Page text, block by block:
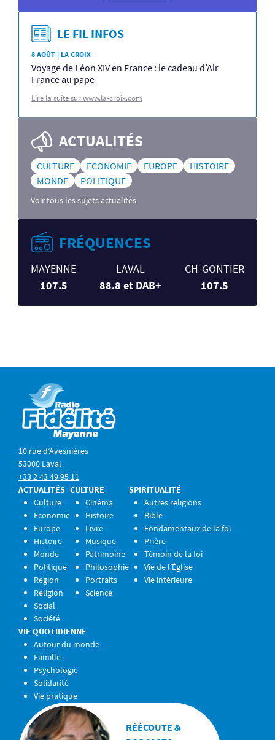
LE FIL INFOS
8 AOÛT | LA CROIX
Voyage de Léon XIV en France : le cadeau d’Air
France au pape
Lire la suite sur www.la-croix.com
ACTUALITÉS
CULTURE ECONOMIE EUROPE
HISTOIRE
MONDE
POLITIQUE
Voir tous les sujets actualités
FRÉQUENCES
MAYENNE
107.5
LAVAL
88.8 et DAB+
CH-GONTIER
107.5
10 rue d’Avesnières
53000 Laval
+33 2 43 49 95 11
ACTUALITÉS
Culture
Economie
Europe
Histoire
Monde
Politique
Région
Religion
Social
Société
CULTURE
Cinéma
Histoire
Livre
Musique
Patrimoine
Philosophie
Portraits
Science
SPIRITUALITÉ
Autres religions
Bible
Fondamentaux de la foi
Prière
Témoin de la foi
Vie de l’Église
Vie intérieure
VIE QUOTIDIENNE
Autour du monde
Famille
Psychologie
Solidarité
Vie pratique
RÉÉCOUTE &